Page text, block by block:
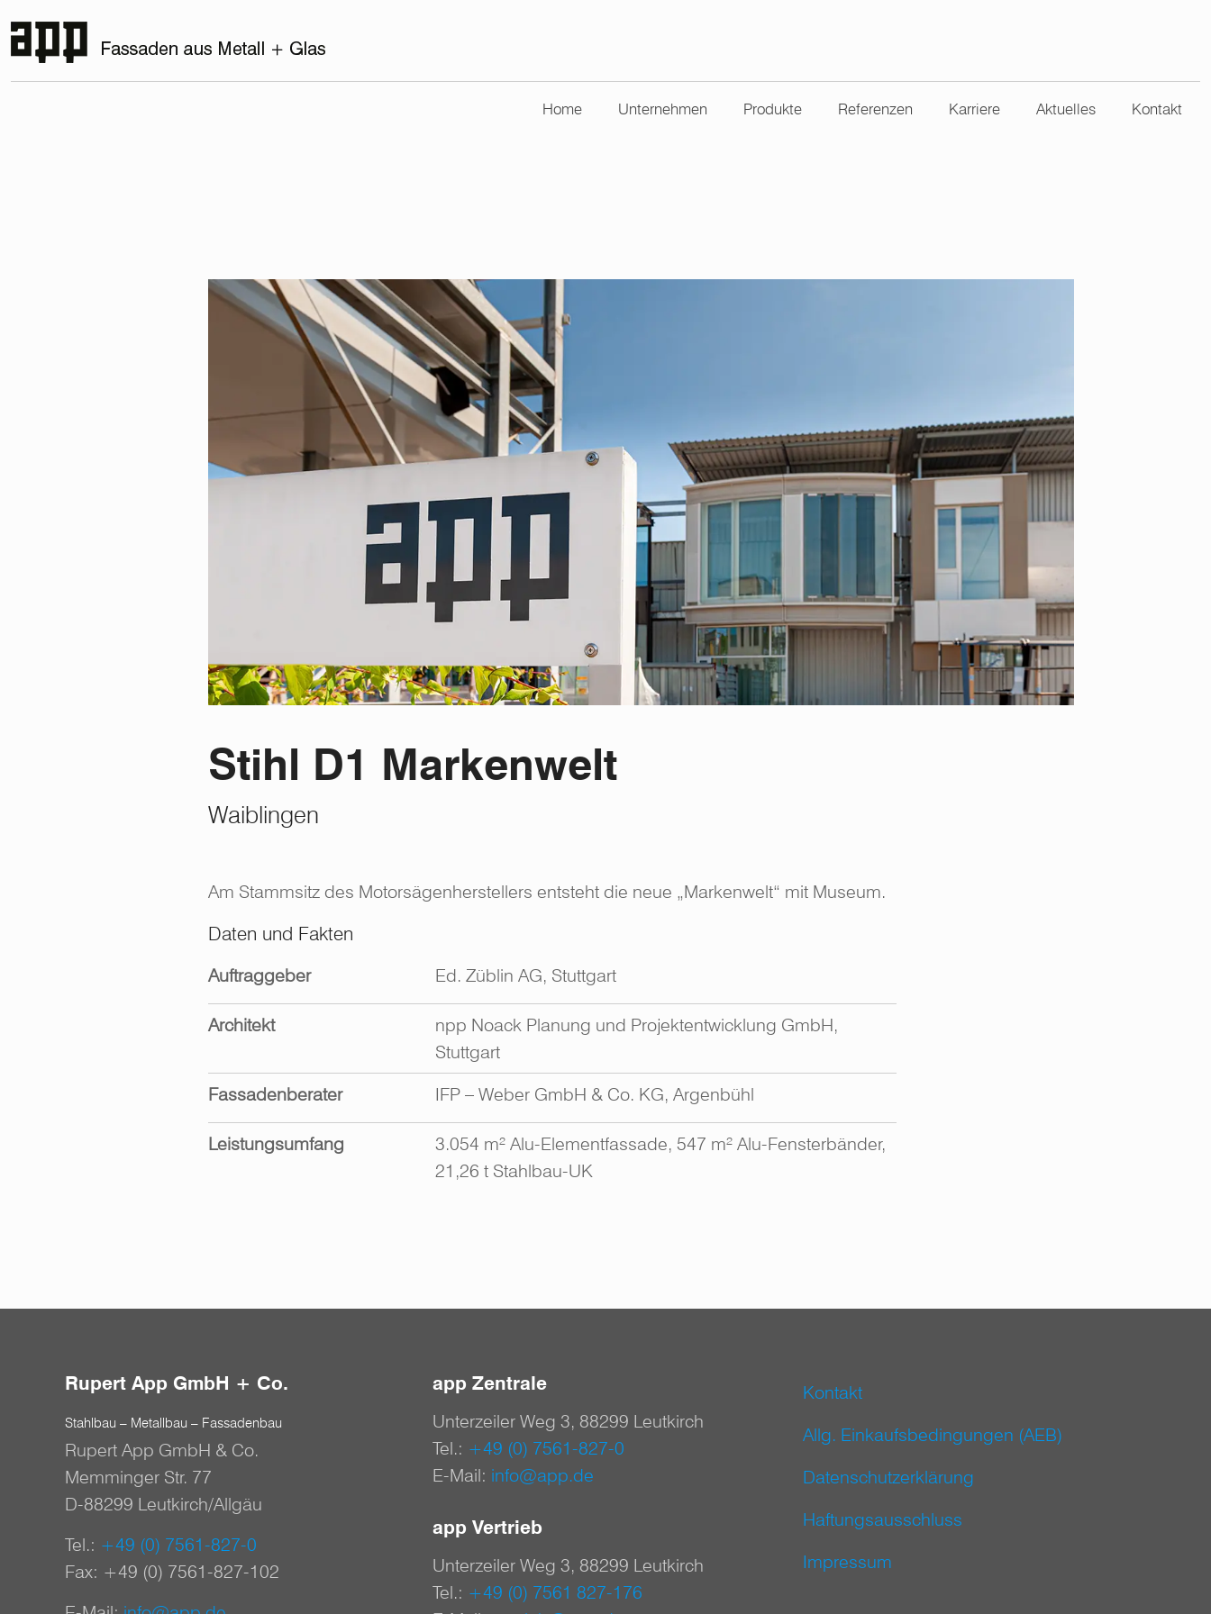
Home Unternehmen Produkte Referenzen Karriere Aktuelles Kontakt
Stihl D1 Markenwelt
Waiblingen
Am Stammsitz des Motorsägenherstellers entsteht die neue „Markenwelt“ mit Museum.
Daten und Fakten
Auftraggeber Ed. Züblin AG, Stuttgart
Architekt
npp Noack Planung und Projektentwicklung GmbH,
Stuttgart
Fassadenberater
IFP – Weber GmbH & Co. KG, Argenbühl
Leistungsumfang
3.054 m² Alu-Elementfassade, 547 m² Alu-Fensterbänder,
21,26 t Stahlbau-UK
Rupert App GmbH + Co.
Stahlbau – Metallbau – Fassadenbau
Rupert App GmbH & Co.
Memminger Str. 77
D-88299 Leutkirch/Allgäu
Tel.: +49 (0) 7561-827-0
Fax: +49 (0) 7561-827-102
app Zentrale
Unterzeiler Weg 3, 88299 Leutkirch
Tel.: +49 (0) 7561-827-0
E-Mail: info@app.de
app Vertrieb
Unterzeiler Weg 3, 88299 Leutkirch
Tel.: +49 (0) 7561 827-176
Kontakt
Allg. Einkaufsbedingungen (AEB)
Datenschutzerklärung
Haftungsausschluss
Impressum